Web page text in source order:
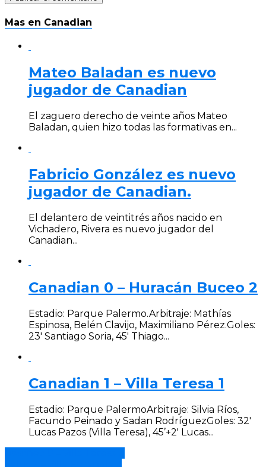
Mas en Canadian
Mateo Baladan es nuevo
jugador de Canadian
El zaguero derecho de veinte años Mateo
Baladan, quien hizo todas las formativas en...
Fabricio González es nuevo
jugador de Canadian.
El delantero de veintitrés años nacido en
Vichadero, Rivera es nuevo jugador del
Canadian...
Canadian 0 – Huracán Buceo 2
Estadio: Parque Palermo.Arbitraje: Mathías
Espinosa, Belén Clavijo, Maximiliano Pérez.Goles:
23′ Santiago Soria, 45′ Thiago...
Canadian 1 – Villa Teresa 1
Estadio: Parque PalermoArbitraje: Silvia Ríos,
Facundo Peinado y Sadan RodríguezGoles: 32′
Lucas Pazos (Villa Teresa), 45’+2′ Lucas...